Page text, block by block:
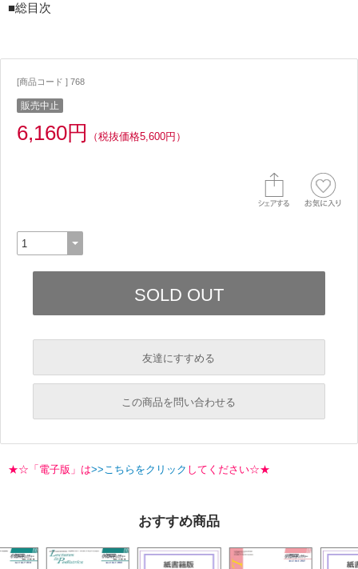
■総目次
[商品コード ] 768
販売中止
6,160円 （税抜価格5,600円）
友達にすすめる
必須
必須
この商品を問い合わせる
★☆「電子版」は>>こちらをクリック してください☆★
おすすめ商品